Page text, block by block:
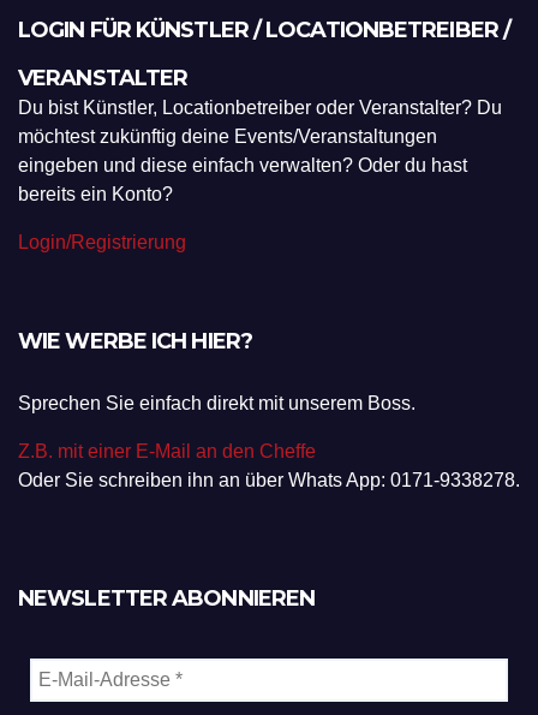
LOGIN FÜR KÜNSTLER / LOCATIONBETREIBER /
VERANSTALTER
Du bist Künstler, Locationbetreiber oder Veranstalter? Du
möchtest zukünftig deine Events/Veranstaltungen
eingeben und diese einfach verwalten? Oder du hast
bereits ein Konto?
Login/Registrierung
WIE WERBE ICH HIER?
Sprechen Sie einfach direkt mit unserem Boss.
Z.B. mit einer E-Mail an den Cheffe
Oder Sie schreiben ihn an über Whats App: 0171-9338278.
NEWSLETTER ABONNIEREN